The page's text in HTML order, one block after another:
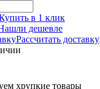
в 1 клик
дешевле
Рассчитать доставку